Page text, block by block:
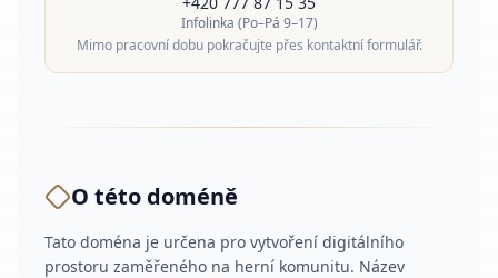
Infolinka (Po–Pá 9–17)
Mimo pracovní dobu pokračujte přes kontaktní formulář.
O této doméně
Tato doména je určena pro vytvoření digitálního
prostoru zaměřeného na herní komunitu. Název